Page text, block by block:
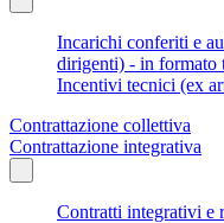
Incarichi conferiti e
dirigenti) - in formato
Incentivi tecnici (ex
Contrattazione collettiva
Contrattazione integrativa
Contratti integrativi e